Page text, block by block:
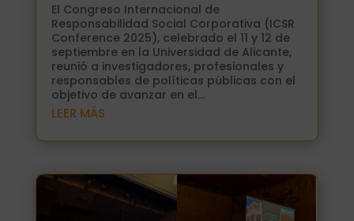
El Congreso Internacional de
Responsabilidad Social Corporativa (ICSR
Conference 2025), celebrado el 11 y 12 de
septiembre en la Universidad de Alicante,
reunió a investigadores, profesionales y
responsables de políticas públicas con el
objetivo de avanzar en el...
LEER MÁS